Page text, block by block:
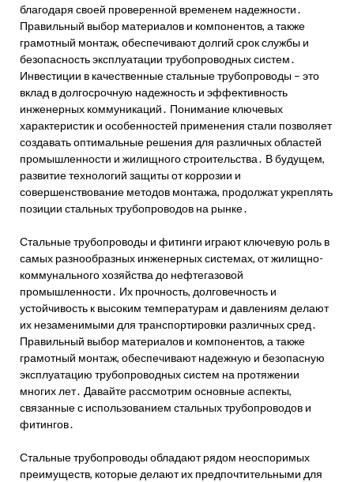
благодаря своей проверенной временем надежности․
Правильный выбор материалов и компонентов, а также
грамотный монтаж, обеспечивают долгий срок службы и
безопасность эксплуатации трубопроводных систем․
Инвестиции в качественные стальные трубопроводы – это
вклад в долгосрочную надежность и эффективность
инженерных коммуникаций․ Понимание ключевых
характеристик и особенностей применения стали позволяет
создавать оптимальные решения для различных областей
промышленности и жилищного строительства․ В будущем,
развитие технологий защиты от коррозии и
совершенствование методов монтажа, продолжат укреплять
позиции стальных трубопроводов на рынке․
Стальные трубопроводы и фитинги играют ключевую роль в
самых разнообразных инженерных системах, от жилищно-
коммунального хозяйства до нефтегазовой
промышленности․ Их прочность, долговечность и
устойчивость к высоким температурам и давлениям делают
их незаменимыми для транспортировки различных сред․
Правильный выбор материалов и компонентов, а также
грамотный монтаж, обеспечивают надежную и безопасную
эксплуатацию трубопроводных систем на протяжении
многих лет․ Давайте рассмотрим основные аспекты,
связанные с использованием стальных трубопроводов и
фитингов․
Стальные трубопроводы обладают рядом неоспоримых
преимуществ, которые делают их предпочтительными для